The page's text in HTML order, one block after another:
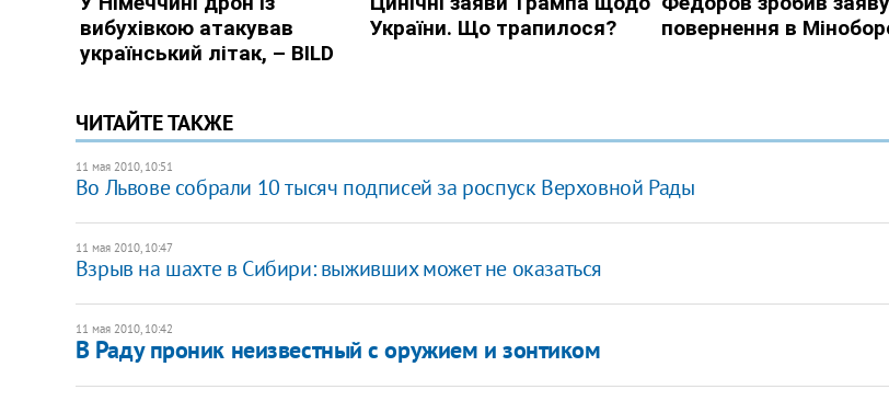
ЧИТАЙТЕ ТАКЖЕ
11 мая 2010, 10:51
Во Львове собрали 10 тысяч подписей за роспуск Верховной Рады
11 мая 2010, 10:47
Взрыв на шахте в Сибири: выживших может не оказаться
11 мая 2010, 10:42
В Раду проник неизвестный с оружием и зонтиком